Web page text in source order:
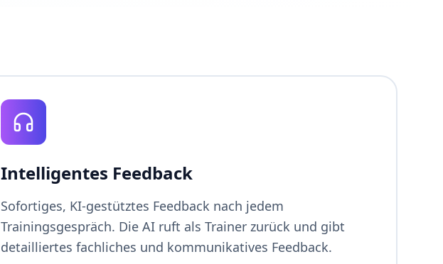
Intelligentes Feedback
Sofortiges, KI-gestütztes Feedback nach jedem
Trainingsgespräch. Die AI ruft als Trainer zurück und gibt
detailliertes fachliches und kommunikatives Feedback.